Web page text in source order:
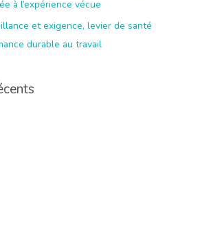
à l’expérience vécue
et exigence, levier de santé
durable au travail